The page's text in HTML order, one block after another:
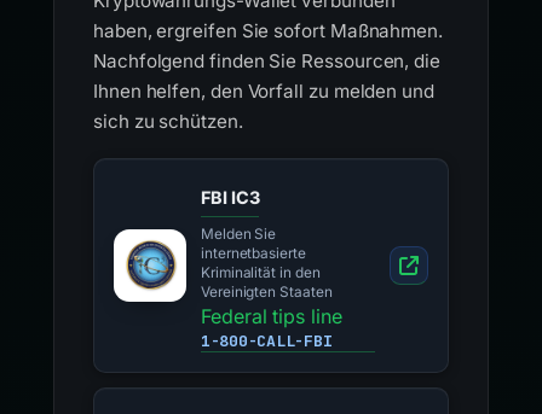
haben, ergreifen Sie sofort Maßnahmen.
Nachfolgend finden Sie Ressourcen, die
Ihnen helfen, den Vorfall zu melden und
sich zu schützen.
FBI IC3
Melden Sie
internetbasierte
Kriminalität in den
Vereinigten Staaten
Federal tips line
1-800-CALL-FBI